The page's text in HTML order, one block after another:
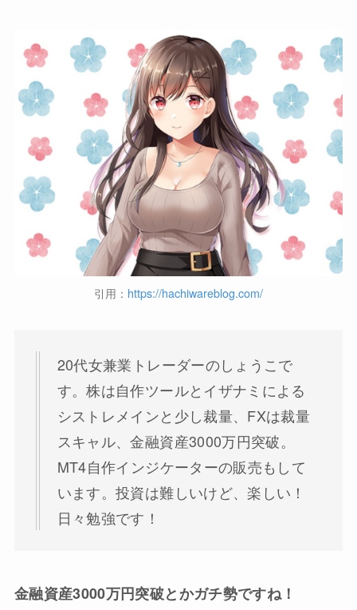
引用： https://hachiwareblog.com/
20代女兼業トレーダーのしょうこで
す。株は自作ツールとイザナミによる
シストレメインと少し裁量、FXは裁量
スキャル、金融資産3000万円突破。
MT4自作インジケーターの販売もして
います。投資は難しいけど、楽しい！
日々勉強です！
金融資産3000万円突破とかガチ勢ですね！